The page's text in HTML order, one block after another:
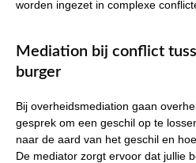
worden ingezet in complexe
Mediation bij conflict
burger
Bij overheidsmediation gaan
gesprek om een geschil op te
naar de aard van het geschil en
De mediator zorgt ervoor dat jullie